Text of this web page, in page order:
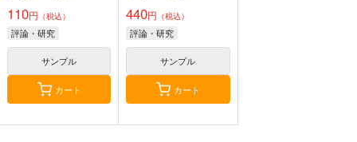
110円 （税込）
評論・研究
サンプル
カート
440円 （税込）
評論・研究
サンプル
カート